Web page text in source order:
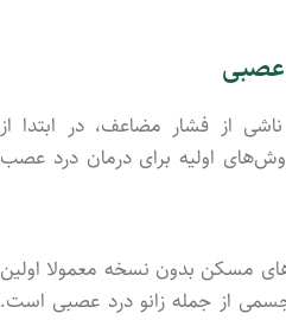
عصبی
از فشار مضاعف، در ابتدا از
اولیه برای درمان درد عصب
مسکن بدون نسخه معمولا اولین
از جمله زانو درد عصبی است.